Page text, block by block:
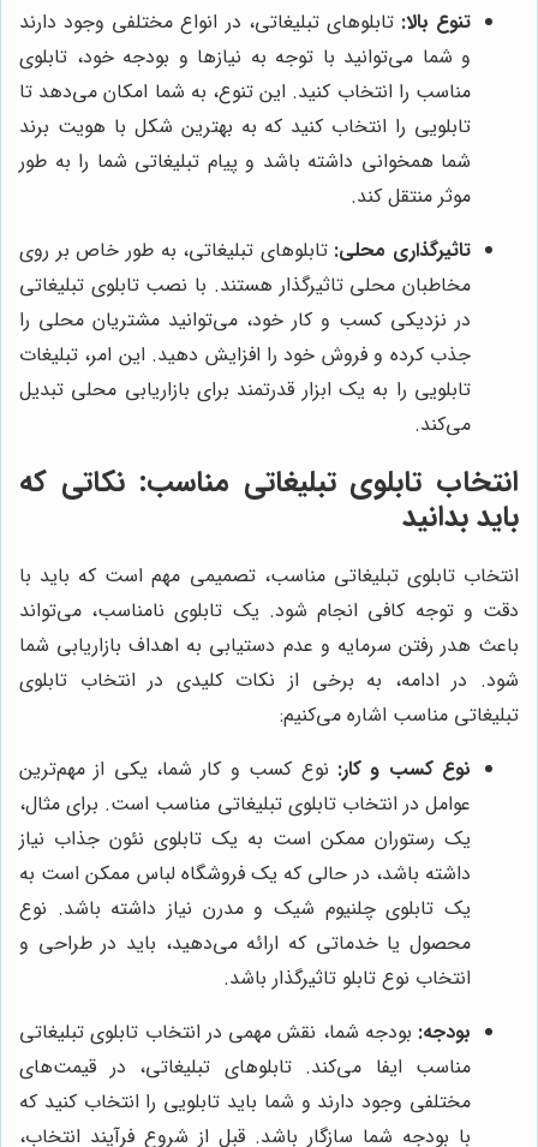
تنوع بالا: تابلوهای تبلیغاتی، در انواع مختلفی وجود دارند
و شما می‌توانید با توجه به نیازها و بودجه خود، تابلوی
مناسب را انتخاب کنید. این تنوع، به شما امکان می‌دهد تا
تابلویی را انتخاب کنید که به بهترین شکل با هویت برند
شما همخوانی داشته باشد و پیام تبلیغاتی شما را به طور
موثر منتقل کند.
تاثیرگذاری محلی: تابلوهای تبلیغاتی، به طور خاص بر روی
مخاطبان محلی تاثیرگذار هستند. با نصب تابلوی تبلیغاتی
در نزدیکی کسب و کار خود، می‌توانید مشتریان محلی را
جذب کرده و فروش خود را افزایش دهید. این امر، تبلیغات
تابلویی را به یک ابزار قدرتمند برای بازاریابی محلی تبدیل
می‌کند.
انتخاب تابلوی تبلیغاتی مناسب: نکاتی که
باید بدانید
انتخاب تابلوی تبلیغاتی مناسب، تصمیمی مهم است که باید با
دقت و توجه کافی انجام شود. یک تابلوی نامناسب، می‌تواند
باعث هدر رفتن سرمایه و عدم دستیابی به اهداف بازاریابی شما
شود. در ادامه، به برخی از نکات کلیدی در انتخاب تابلوی
تبلیغاتی مناسب اشاره می‌کنیم:
نوع کسب و کار: نوع کسب و کار شما، یکی از مهم‌ترین
عوامل در انتخاب تابلوی تبلیغاتی مناسب است. برای مثال،
یک رستوران ممکن است به یک تابلوی نئون جذاب نیاز
داشته باشد، در حالی که یک فروشگاه لباس ممکن است به
یک تابلوی چلنیوم شیک و مدرن نیاز داشته باشد. نوع
محصول یا خدماتی که ارائه می‌دهید، باید در طراحی و
انتخاب نوع تابلو تاثیرگذار باشد.
بودجه: بودجه شما، نقش مهمی در انتخاب تابلوی تبلیغاتی
مناسب ایفا می‌کند. تابلوهای تبلیغاتی، در قیمت‌های
مختلفی وجود دارند و شما باید تابلویی را انتخاب کنید که
با بودجه شما سازگار باشد. قبل از شروع فرآیند انتخاب،